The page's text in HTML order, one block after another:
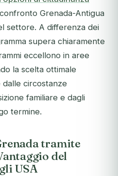
Grenada-Antigua
settore. A differenza dei
supera chiaramente
eccellono in aree
la scelta ottimale
circostanze
familiare e dagli
termine.
tramite
del
USA